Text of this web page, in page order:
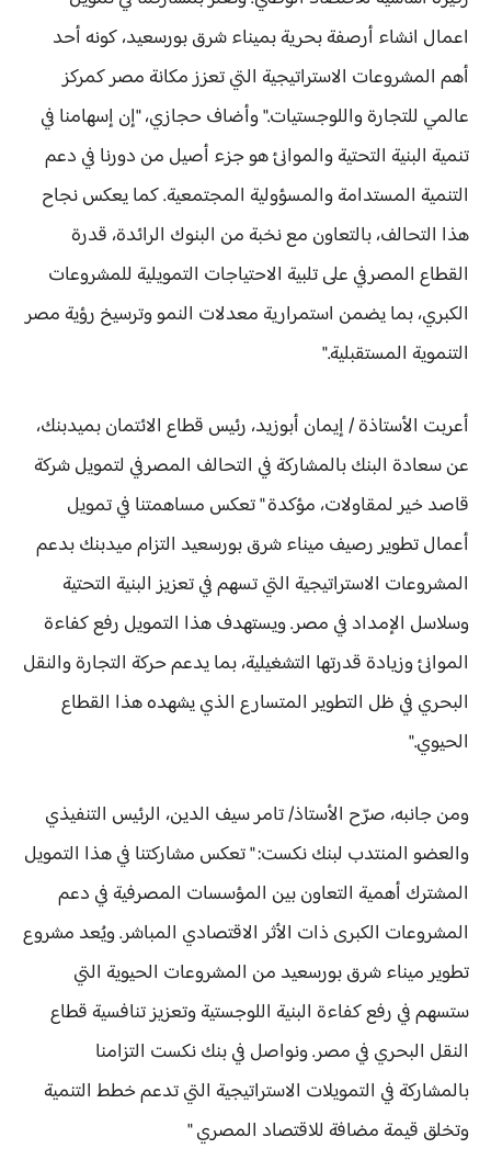
اعمال انشاء أرصفة بحرية بميناء شرق بورسعيد، كونه أحد
أهم المشروعات الاستراتيجية التي تعزز مكانة مصر كمركز
عالمي للتجارة واللوجستيات." وأضاف حجازي، "إن إسهامنا في
تنمية البنية التحتية والموانئ هو جزء أصيل من دورنا في دعم
التنمية المستدامة والمسؤولية المجتمعية. كما يعكس نجاح
هذا التحالف، بالتعاون مع نخبة من البنوك الرائدة، قدرة
القطاع المصرفي على تلبية الاحتياجات التمويلية للمشروعات
الكبري، بما يضمن استمرارية معدلات النمو وترسيخ رؤية مصر
التنموية المستقبلية."
أعربت الأستاذة / إيمان أبوزيد، رئيس قطاع الائتمان بميدبنك،
عن سعادة البنك بالمشاركة في التحالف المصرفي لتمويل شركة
قاصد خير لمقاولات، مؤكدة " تعكس مساهمتنا في تمويل
أعمال تطوير رصيف ميناء شرق بورسعيد التزام ميدبنك بدعم
المشروعات الاستراتيجية التي تسهم في تعزيز البنية التحتية
وسلاسل الإمداد في مصر. ويستهدف هذا التمويل رفع كفاءة
الموانئ وزيادة قدرتها التشغيلية، بما يدعم حركة التجارة والنقل
البحري في ظل التطوير المتسارع الذي يشهده هذا القطاع
الحيوي."
ومن جانبه، صرّح الأستاذ/ تامر سيف الدين، الرئيس التنفيذي
والعضو المنتدب لبنك نكست: " تعكس مشاركتنا في هذا التمويل
المشترك أهمية التعاون بين المؤسسات المصرفية في دعم
المشروعات الكبرى ذات الأثر الاقتصادي المباشر. ويُعد مشروع
تطوير ميناء شرق بورسعيد من المشروعات الحيوية التي
ستسهم في رفع كفاءة البنية اللوجستية وتعزيز تنافسية قطاع
النقل البحري في مصر. ونواصل في بنك نكست التزامنا
بالمشاركة في التمويلات الاستراتيجية التي تدعم خطط التنمية
وتخلق قيمة مضافة للاقتصاد المصري "